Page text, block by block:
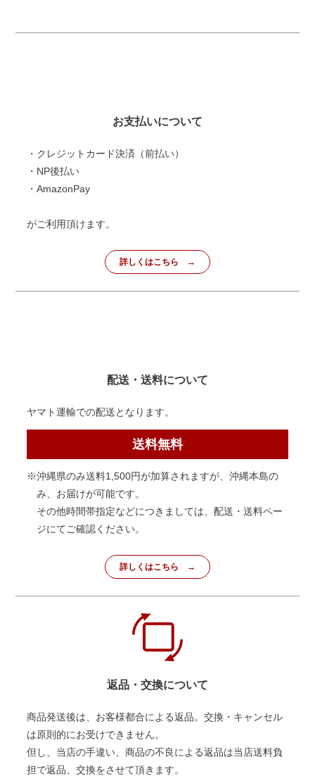
お支払いについて
・クレジットカード決済（前払い）
・NP後払い
・AmazonPay
がご利用頂けます。
詳しくはこちら
配送・送料について
ヤマト運輸での配送となります。
送料無料
※沖縄県のみ送料1,500円が加算されますが、沖縄本島の
み、お届けが可能です。
その他時間帯指定などにつきましては、配送・送料ペー
ジにてご確認ください。
詳しくはこちら
返品・交換について
商品発送後は、お客様都合による返品。交換・キャンセル
は原則的にお受けできません。
但し、当店の手違い、商品の不良による返品は当店送料負
担で返品、交換をさせて頂きます。